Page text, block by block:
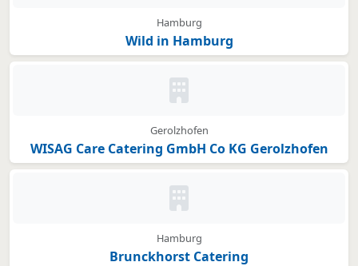
Hamburg
Wild in Hamburg
Kein Bild oder Logo hinterlegt
Gerolzhofen
WISAG Care Catering GmbH Co KG Gerolzhofen
Kein Bild oder Logo hinterlegt
Hamburg
Brunckhorst Catering